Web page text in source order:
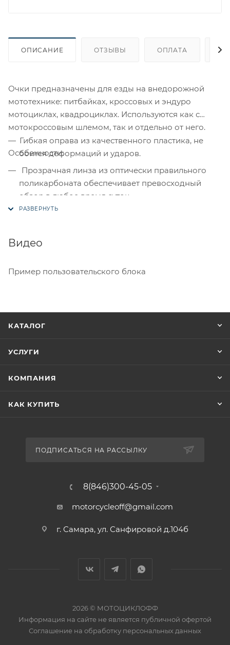
ОПИСАНИЕ ОТЗЫВЫ ОПЛАТА
Очки предназначены для езды на внедорожной
мототехнике: питбайках, кроссовых и эндуро
мотоциклах, квадроциклах. Используются как с
мотокроссовым шлемом, так и отдельно от него.
Особенности:
Гибкая оправа из качественного пластика, не
боится деформаций и ударов.
поликарбоната обеспечивает превосходный
обзор в любое время суток.
Одинарное стекло, так как очки предназначены
Ремешок с силиконовым напылением против
Регулировка ремешка на нужный размер.
Видео
Пример пользовательского блока
КАТАЛОГ
УСЛУГИ
КОМПАНИЯ
КАК КУПИТЬ
ПОДПИСАТЬСЯ НА РАССЫЛКУ
8(846)300-45-05
motorcycleoff@gmail.com
г. Самара, ул. Санфировой д.104б
2026 © МОТОЦИКЛОФФ
Информация на сайте не является публичной офертой
Соглашение на обработку персональных данных